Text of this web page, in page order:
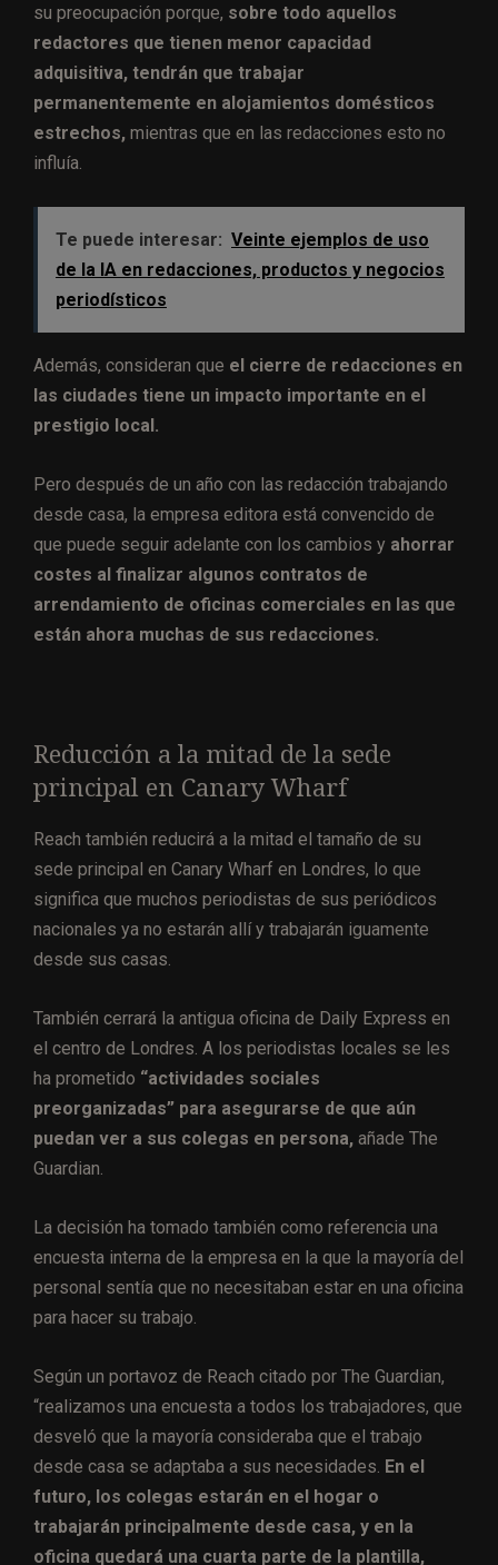
su preocupación porque, sobre todo aquellos
redactores que tienen menor capacidad
adquisitiva, tendrán que trabajar
permanentemente en alojamientos domésticos
estrechos, mientras que en las redacciones esto no
influía.
Te puede interesar: Veinte ejemplos de uso
de la IA en redacciones, productos y negocios
periodísticos
Además, consideran que el cierre de redacciones en
las ciudades tiene un impacto importante en el
prestigio local.
Pero después de un año con las redacción trabajando
desde casa, la empresa editora está convencido de
que puede seguir adelante con los cambios y ahorrar
costes al finalizar algunos contratos de
arrendamiento de oficinas comerciales en las que
están ahora muchas de sus redacciones.
Reducción a la mitad de la sede
principal en Canary Wharf
Reach también reducirá a la mitad el tamaño de su
sede principal en Canary Wharf en Londres, lo que
significa que muchos periodistas de sus periódicos
nacionales ya no estarán allí y trabajarán iguamente
desde sus casas.
También cerrará la antigua oficina de Daily Express en
el centro de Londres. A los periodistas locales se les
ha prometido “actividades sociales
preorganizadas” para asegurarse de que aún
puedan ver a sus colegas en persona, añade The
Guardian.
La decisión ha tomado también como referencia una
encuesta interna de la empresa en la que la mayoría del
personal sentía que no necesitaban estar en una oficina
para hacer su trabajo.
Según un portavoz de Reach citado por The Guardian,
“realizamos una encuesta a todos los trabajadores, que
desveló que la mayoría consideraba que el trabajo
desde casa se adaptaba a sus necesidades. En el
futuro, los colegas estarán en el hogar o
trabajarán principalmente desde casa, y en la
oficina quedará una cuarta parte de la plantilla,